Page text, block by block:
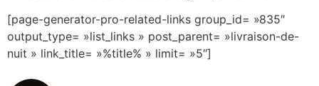
[page-generator-pro-related-links group_id= »835″
output_type= »list_links » post_parent= »livraison-de-
nuit » link_title= »%title% » limit= »5″]